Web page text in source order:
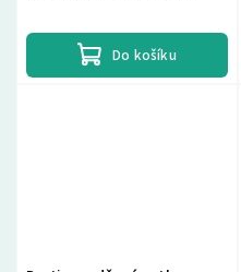
Do košíku